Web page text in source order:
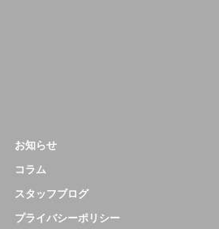
お知らせ
コラム
スタッフブログ
プライバシーポリシー